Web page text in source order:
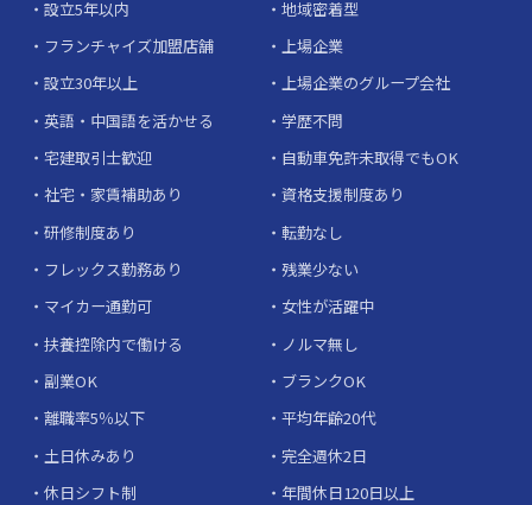
設立5年以内
地域密着型
フランチャイズ加盟店舗
上場企業
設立30年以上
上場企業のグループ会社
英語・中国語を活かせる
学歴不問
宅建取引士歓迎
自動車免許未取得でもOK
社宅・家賃補助あり
資格支援制度あり
研修制度あり
転勤なし
フレックス勤務あり
残業少ない
マイカー通勤可
女性が活躍中
扶養控除内で働ける
ノルマ無し
副業OK
ブランクOK
離職率5％以下
平均年齢20代
土日休みあり
完全週休2日
休日シフト制
年間休日120日以上